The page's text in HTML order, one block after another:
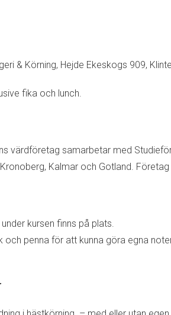
& Körning, Hejde Ekeskogs 909,
fika och lunch.
värdföretag samarbetar med
Kalmar och Gotland.
kursen finns på plats.
och penna för att kunna göra egna